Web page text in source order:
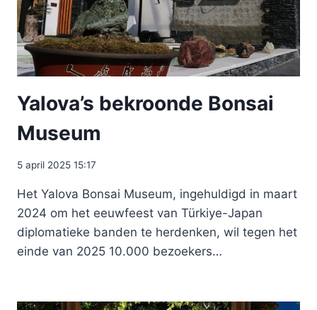
Yalova’s bekroonde Bonsai
Museum
5 april 2025 15:17
Het Yalova Bonsai Museum, ingehuldigd in maart
2024 om het eeuwfeest van Türkiye-Japan
diplomatieke banden te herdenken, wil tegen het
einde van 2025 10.000 bezoekers…